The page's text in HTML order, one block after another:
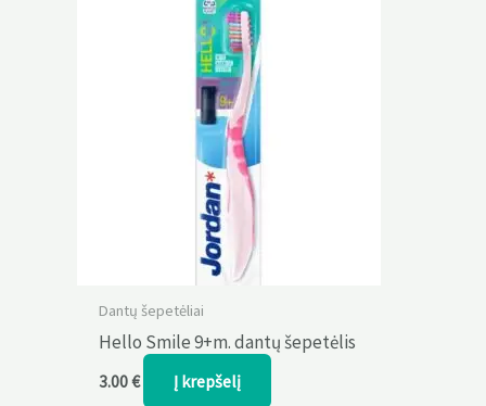
Dantų šepetėliai
Hello Smile 9+m. dantų šepetėlis
3.00€ Į krepšelį